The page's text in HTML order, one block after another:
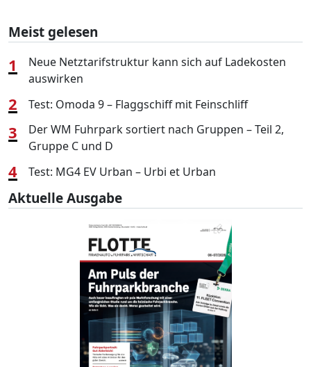
Meist gelesen
1
Neue Netztarifstruktur kann sich auf Ladekosten
auswirken
2 Test: Omoda 9 – Flaggschiff mit Feinschliff
3
Der WM Fuhrpark sortiert nach Gruppen – Teil 2,
Gruppe C und D
4 Test: MG4 EV Urban – Urbi et Urban
Aktuelle Ausgabe